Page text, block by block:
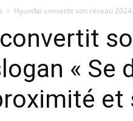
Hyundai convertit son réseau
« Se
et